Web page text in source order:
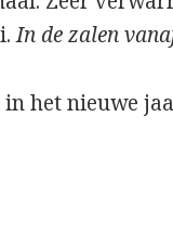
In de zalen
het nieuwe